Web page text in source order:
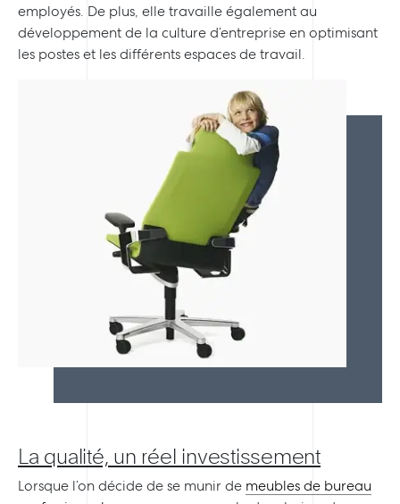
employés. De plus, elle travaille également au
développement de la culture d’entreprise en optimisant
les postes et les différents espaces de travail.
La qualité, un réel investissement
Lorsque l’on décide de se munir de meubles de bureau